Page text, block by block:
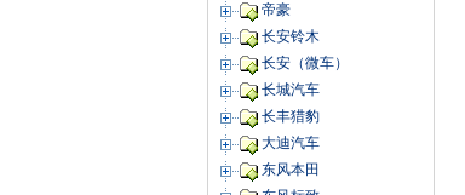
帝豪
长安铃木
长安（微车）
长城汽车
长丰猎豹
大迪汽车
东风本田